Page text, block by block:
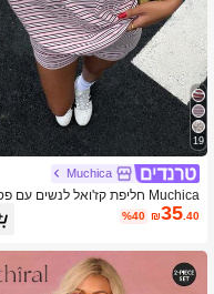
19
Muchica
Muchica חליפת קז'ואל לנשים עם פסים
₪35.40
%40